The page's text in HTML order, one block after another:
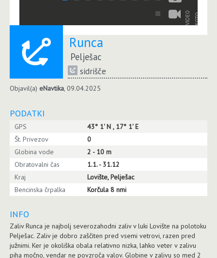
VIDEO FOTO
Runca
Pelješac
sidrišče
Objavil(a) eNavtika, 09.04.2025
PODATKI
GPS
43° 1' N , 17° 1' E
Št. Privezov
0
Globina vode
2 - 10 m
Obratovalni čas
1.1. - 31.12
Kraj
Lovište, Pelješac
Bencinska črpalka
Korčula 8 nmi
INFO
Zaliv Runca je najbolj severozahodni zaliv v luki Lovište na polotoku
Pelješac. Zaliv je dobro zaščiten pred vsemi vetrovi, razen pred
južnimi. Ker je okoliška obala relativno nizka, lahko veter v zalivu
piha močno, vendar ne povzroča valov. Globine v zalivu so med 2